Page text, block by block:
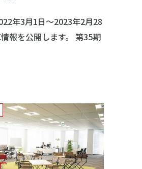
年3月1日～2023年2月28
報を公開します。 第35期